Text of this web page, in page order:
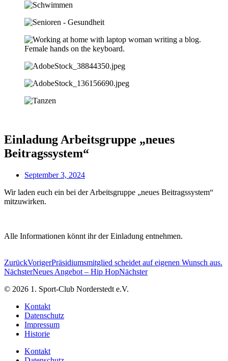
Einladung Arbeitsgruppe „neues
Beitragssystem“
September 3, 2024
Wir laden euch ein bei der Arbeitsgruppe „neues Beitragssystem“
mitzuwirken.
Alle Informationen könnt ihr der Einladung entnehmen.
ZurückVorigerPräsidiumsmitglied scheidet auf eigenen Wunsch aus.
NächsterNeues Angebot – Hip HopNächster
© 2026 1. Sport-Club Norderstedt e.V.
Kontakt
Datenschutz
Impressum
Historie
Kontakt